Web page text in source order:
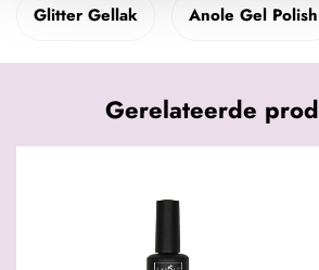
Glitter Gellak Anole Gel Polish
Gerelateerde